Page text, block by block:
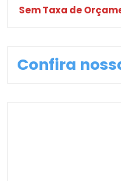
Sem Taxa de
Confira